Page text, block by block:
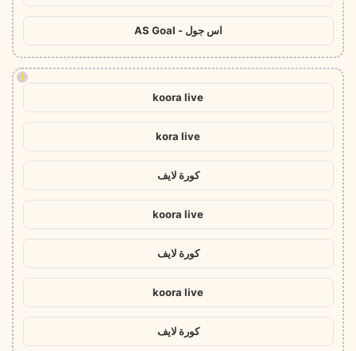
اس جول - AS Goal
!
koora live
kora live
كورة لايف
koora live
كورة لايف
koora live
كورة لايف